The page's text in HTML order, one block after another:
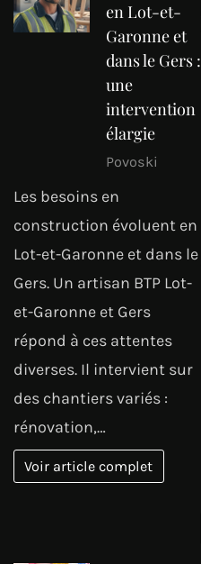
en Lot-et-
Garonne et
dans le Gers :
une
intervention
élargie
Povoski
Les besoins en
construction évoluent en
Lot-et-Garonne et dans le
Gers. Un artisan BTP Lot-
et-Garonne et Gers
répond à ces attentes
diverses. Il intervient sur
des chantiers variés :
rénovation,…
Voir article complet